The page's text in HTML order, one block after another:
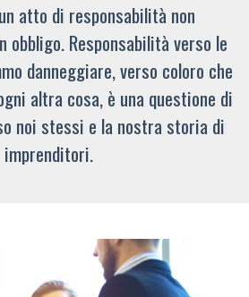
atto di responsabilità non
obbligo. Responsabilità verso le
danneggiare, verso coloro che
altra cosa, è una questione di
noi stessi e la nostra storia di
imprenditori.